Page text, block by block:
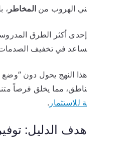
ني الهروب منالمخاطر ،
إحدى أكثر الطرق
ساعد في تخفيف
ناطق، مما يخلق فرصاً
ة للاستثمار .
هدف الدليل: